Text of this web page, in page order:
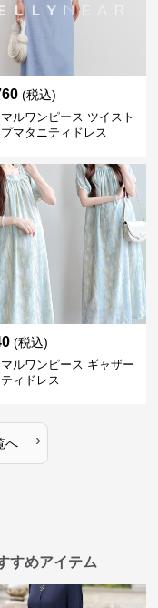
(税込)
ルワンピース ツイスト
プマタニティドレス
(税込)
ルワンピース ギャザー
ィドレス
へ ›
すめアイテム